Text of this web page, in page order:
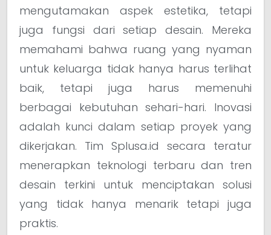
mengutamakan aspek estetika, tetapi
juga fungsi dari setiap desain. Mereka
memahami bahwa ruang yang nyaman
untuk keluarga tidak hanya harus terlihat
baik, tetapi juga harus memenuhi
berbagai kebutuhan sehari-hari. Inovasi
adalah kunci dalam setiap proyek yang
dikerjakan. Tim Splusa.id secara teratur
menerapkan teknologi terbaru dan tren
desain terkini untuk menciptakan solusi
yang tidak hanya menarik tetapi juga
praktis.